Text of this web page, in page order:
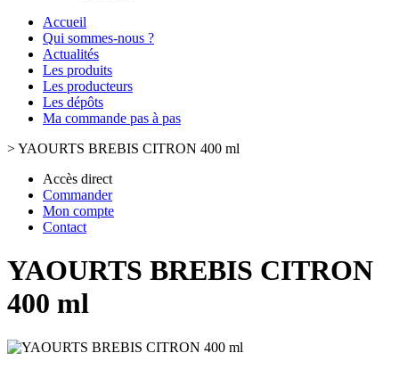
Accueil
Qui sommes-nous ?
Actualités
Les produits
Les producteurs
Les dépôts
Ma commande pas à pas
>YAOURTS BREBIS CITRON 400 ml
Accès direct
Commander
Mon compte
Contact
YAOURTS BREBIS CITRON
400 ml